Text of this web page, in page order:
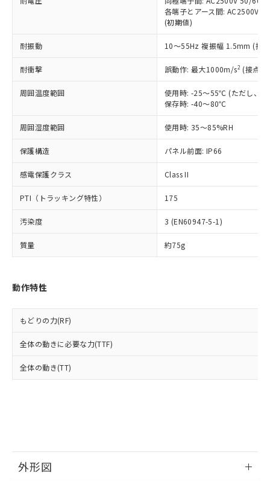
各端子とアース間: AC2500V
(初期値)
耐振動 10～55Hz 複振幅 1.5mm (接
耐衝撃 誤動作: 最大1000m/s2 (接点
周囲温度範囲
使用時: -25～55℃ (ただし、氷
保存時: -40～80℃
周囲湿度範囲 使用時: 35～85%RH
保護構造 パネル前面: IP66
感電保護クラス Class II
PTI（トラッキング特性） 175
汚染度 3 (EN60947-5-1)
質量 約75g
動作特性
もどりの力(RF)
全体の動きに必要な力(TTF)
全体の動き(TT)
外形図
ことをご了承ください。
在庫状況および標準価格照会結果は、
記載している更新日時点での社内デー
タに基づき作成されるものであり、閲
覧された時点での実際の在庫および標
準価格とは異なる場合があることをご
正式な納期状況および標準価格はお客
ムロン制御機器販売店・当社販売員に
オムロン制御機器販売店や当社販売拠
販売ネットワーク
」をご確認
ください。
在庫状況および標準価格結果を当社の
事前の承諾なく第三者に漏洩または開
示しないようお願いします。
マイパーツ機能（部品リスト作成サー
メンバーズにご登録されている必要が
引・商談に必要な範囲で利用すること
をご了承ください。
※当社の共同利用者とは、
の共同利用に関して"
用者の範囲」に記載されている法人を
いたものが、含有品と判明した場合などや
むを得ず変更することがあります。
鉛(Pb) 1000ppm以下、 水銀(Hg) 1000ppm以下、 カド
六価クロム(Cr(Ⅵ)) 1000ppm以下、ポリ臭化ビフェニル
(PBDE) 1000ppm以下、フタル酸ビス(2-エチルヘキシ
ル) (DEHP)(別名：DOP) 1000ppm以下、フタル酸ブチ
ルベンジル（BBP） 1000ppm以下、フタル酸ジブチル
（DBP） 1000ppm以下、フタル酸ジイソブチル
(DIBP) 1000ppm以下
但し、RoHS指令で産業用監視および制御機器に対する
フタル酸エステル類の４物質については閾値を超える意
※2 対応予定月
部品在庫の切り替え状況などにより、予定
月が前後することがあります。
下記の非含有証明書をダウンロードするこ
とができます。
EU RoHS指令（10物質）の非含有証明書
※本証明書は発行日時点で非含有を証明す
欄に対応日を記載しておりました。
既に当社にて対応品への在庫切替を完了
していることから、特段のことがない限
基準値を超えていることを示します。
「－」：未確認です。当社販売部門へお問
Cr(Ⅵ)(六価クロム) : 1000ppm、 PBBs(ポリ臭化ビフェ
ニル類) : 1000ppm、 PBDEs(ポリ臭化ジフェニルエーテ
ル類) : 1000ppm、
DBP(フタル酸ジブチル) : 1000ppm、 DIBP(フタル酸ジ
イソブチル) : 1000ppm、 BBP(フタル酸ブチルベンジ
ル) : 1000ppm、
※2 環境保護使用期限
「ｅ」：有害物質（10物質）のすべてが基
準値以下であることを示します。
「10」：通常の使用状況下において有害物
質が外部に漏えいし、環境に深刻な影響を
及ぼさない年数を意味します。
「－」：未確認です。当社販売部門へお問
当社は、これら貴社製品のうち、外国
為替および外国貿易法に定める商品
（以下｢規制貨物等」という）を輸出
または国外への提供する場合は、日本
国政府の輸出許可(または役務取引許
可)を取得するなどの必要な手続きを
当社は規制貨物を破棄する場合は、完
全に破砕するなど、違法に輸出されな
いよう必要な手段を講じます。
当社は貴社製品を、核兵器、ミサイ
ル、化学兵器、生物兵器またはその他
使用いたしません。
当社は、貴社製品を第三者に販売する
場合は、上記1、2および3の内容を当
該第三者に通知します。また当社は、
販売先および販売に係わる関係者が違
法に輸出するおそれがある場合は、取
り引きをいたしません。
○ 一定数以上の在庫あり
一定数には満たないが在庫あり
在庫なし(最新の在庫状況につ
いては、お客様のお取引先、ま
たはお客様担当のオムロン制御
機器販売店・当社販売員にご確
認ください)
受注生産機種、また在庫状況の
情報を公開していない機種